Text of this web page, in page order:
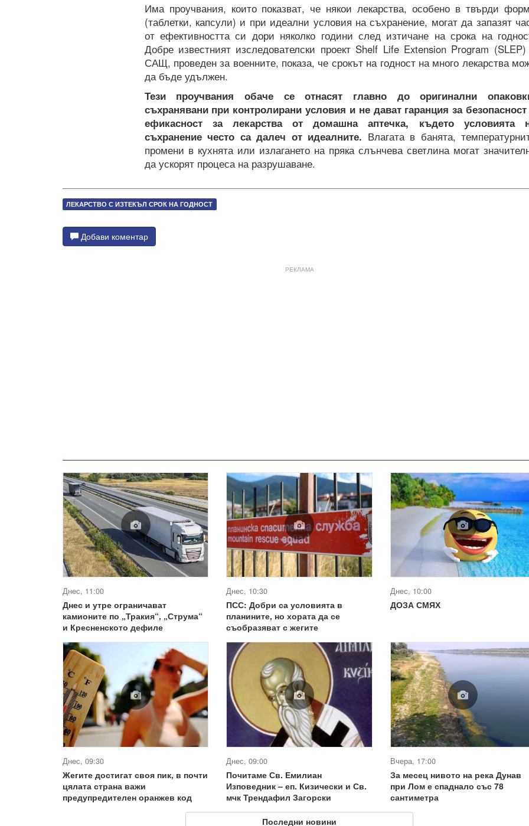
Има проучвания, които показват, че някои лекарства, особено в твърди
(таблетки, капсули) и при идеални условия на съхранение, могат да запазят
от ефективността си дори няколко години след изтичане на срока на
Добре известният изследователски проект Shelf Life Extension Program
САЩ, проведен за военните, показа, че срокът на годност на много лекарства
да бъде удължен.
Тези проучвания обаче се отнасят главно до оригинални
съхранявани при контролирани условия и не дават гаранция за
ефикасност за лекарства от домашна аптечка, където условията
съхранение често са далеч от идеалните. Влагата в банята,
промени в кухнята или излагането на пряка слънчева светлина могат
да ускорят процеса на разрушаване.
ЛЕКАРСТВО С ИЗТЕКЪЛ СРОК НА ГОДНОСТ
Добави коментар
РЕКЛАМА
Днес, 11:00
Днес и утре ограничават
камионите по „Тракия“, „Струма“
и Кресненското дефиле
Днес, 10:30
ПСС: Добри са условията в
планините, но хората да се
съобразяват с жегите
Днес, 10:00
ДОЗА СМЯХ
Днес, 09:30
Жегите достигат своя пик, в почти
цялата страна важи
предупредителен оранжев код
Днес, 09:00
Почитаме Св. Емилиан
Изповедник – еп. Кизически и Св.
мчк Трендафил Загорски
Вчера, 17:00
За месец нивото на река Дунав
при Лом е спаднало със 78
сантиметра
Последни новини